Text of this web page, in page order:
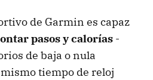
de Garmin es capaz
pasos y calorías -
de baja o nula
tiempo de reloj